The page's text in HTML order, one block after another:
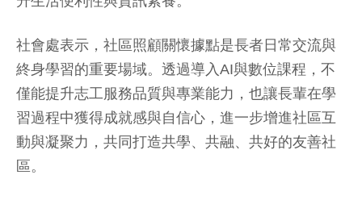
社會處表示，社區照顧關懷據點是長者日常交流與
終身學習的重要場域。透過導入AI與數位課程，不
僅能提升志工服務品質與專業能力，也讓長輩在學
習過程中獲得成就感與自信心，進一步增進社區互
動與凝聚力，共同打造共學、共融、共好的友善社
區。